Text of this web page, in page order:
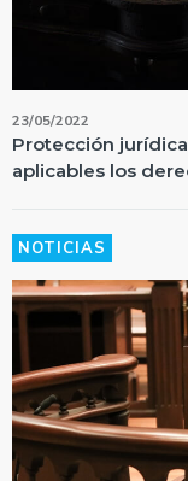
23/05/2022
Protección
aplicables los
NOTICIAS